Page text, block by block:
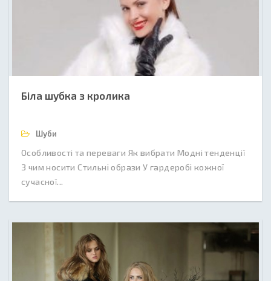
Біла шубка з кролика
Шуби
Особливості та переваги Як вибрати Модні тенденції
З чим носити Стильні образи У гардеробі кожної
сучасної...